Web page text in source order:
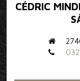
CÉDRIC